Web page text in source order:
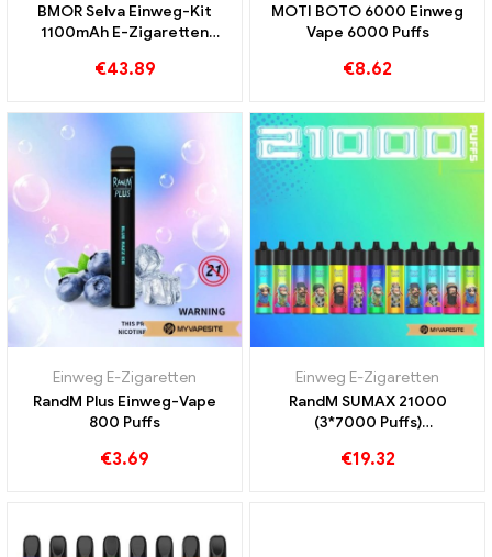
BMOR Selva Einweg-Kit
1100mAh E-Zigaretten
€43.89
MOTI BOTO 6000 Einweg
Vape 6000 Puffs
€8.62
Einweg E-Zigaretten
RandM Plus Einweg-Vape
800 Puffs
€3.69
Einweg E-Zigaretten
RandM SUMAX 21000
(3*7000 Puffs)
Kapazität Einweg Vape
€19.32